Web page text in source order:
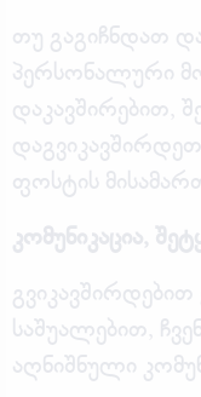
თუ გაგიჩნდათ
პერსონალური
დაკავშირებით,
ფოსტის
კომუნიკაცია,
საშუალებით,
აღნიშნული